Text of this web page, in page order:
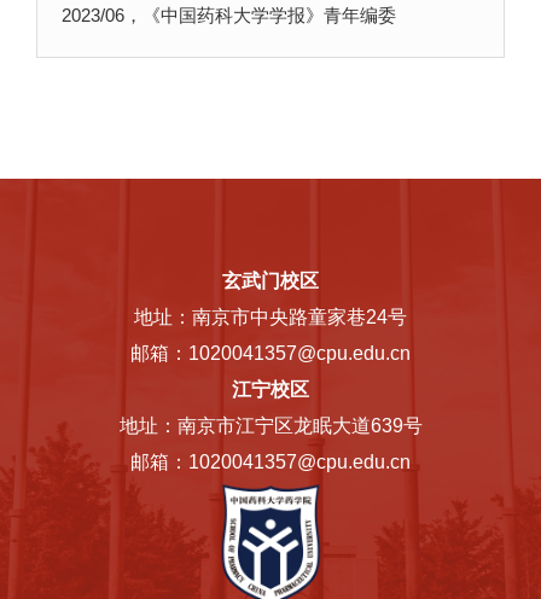
2023/06，《中国药科大学学报》青年编委
玄武门校区
地址：南京市中央路童家巷24号
邮箱：1020041357@cpu.edu.cn
江宁校区
地址：南京市江宁区龙眠大道639号
邮箱：1020041357@cpu.edu.cn